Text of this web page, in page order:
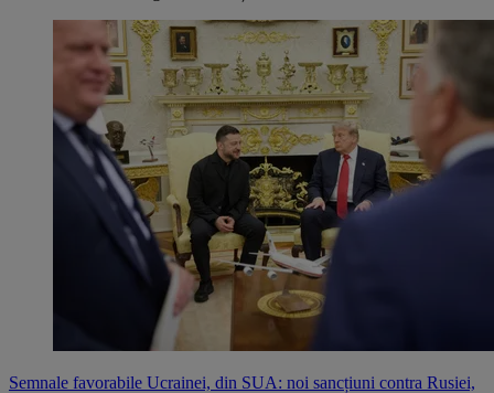
Semnale favorabile Ucrainei, din SUA: noi sancțiuni contra Rusiei,